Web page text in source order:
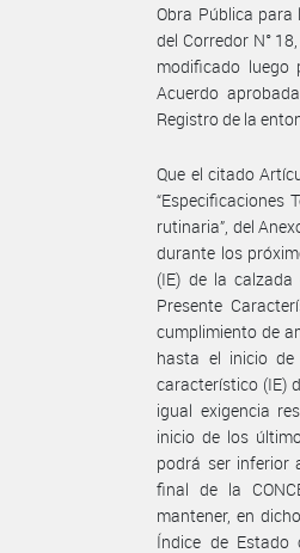
Obra Pública para
del Corredor N°
modificado luego
Acuerdo
Registro de la
Que el citado
“Especificaciones
rutinaria”, del
durante los
(IE) de la
Presente
cumplimiento de
hasta el inicio de
característico (IE)
igual exigencia
inicio de los
podrá ser inferior
final de la
mantener, en
Índice de Estado